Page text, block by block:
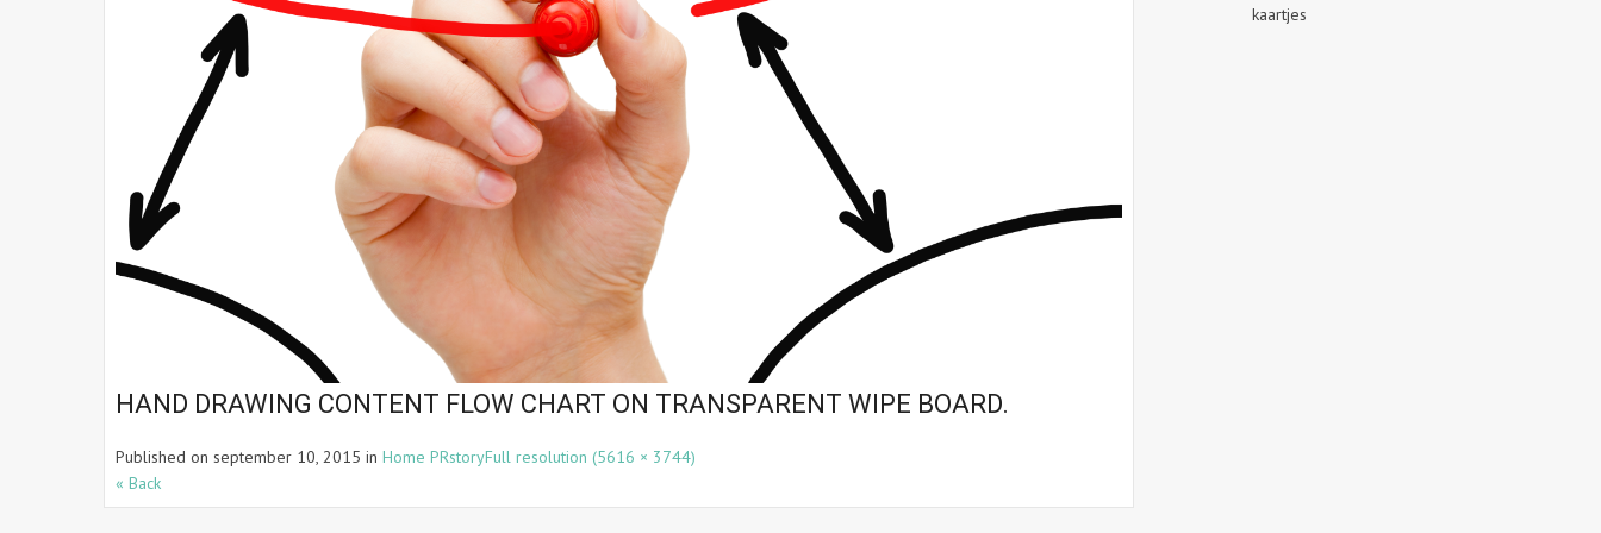
HAND DRAWING CONTENT FLOW CHART ON TRANSPARENT WIPE BOARD.
Published on september 10, 2015 in Home PRstoryFull resolution (5616 × 3744)
« Back
kaartjes